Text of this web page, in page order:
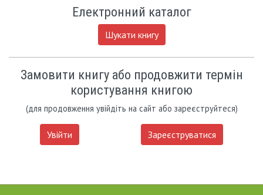
Електронний каталог
Шукати книгу
Замовити книгу або продовжити термін
користування книгою
(для продовження увійдіть на сайт або зареєструйтеся)
Увійти Зареєструватися